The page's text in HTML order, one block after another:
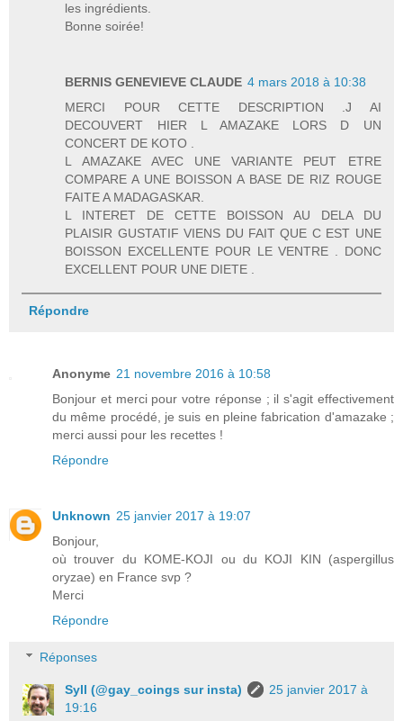
les ingrédients.
Bonne soirée!
BERNIS GENEVIEVE CLAUDE 4 mars 2018 à 10:38
MERCI POUR CETTE DESCRIPTION .J AI
DECOUVERT HIER L AMAZAKE LORS D UN
CONCERT DE KOTO .
L AMAZAKE AVEC UNE VARIANTE PEUT ETRE
COMPARE A UNE BOISSON A BASE DE RIZ ROUGE
FAITE A MADAGASKAR.
L INTERET DE CETTE BOISSON AU DELA DU
PLAISIR GUSTATIF VIENS DU FAIT QUE C EST UNE
BOISSON EXCELLENTE POUR LE VENTRE . DONC
EXCELLENT POUR UNE DIETE .
Répondre
Anonyme 21 novembre 2016 à 10:58
Bonjour et merci pour votre réponse ; il s'agit effectivement
du même procédé, je suis en pleine fabrication d'amazake ;
merci aussi pour les recettes !
Répondre
Unknown 25 janvier 2017 à 19:07
Bonjour,
où trouver du KOME-KOJI ou du KOJI KIN (aspergillus
oryzae) en France svp ?
Merci
Répondre
Réponses
Syll (@gay_coings sur insta)
25 janvier 2017 à
19:16